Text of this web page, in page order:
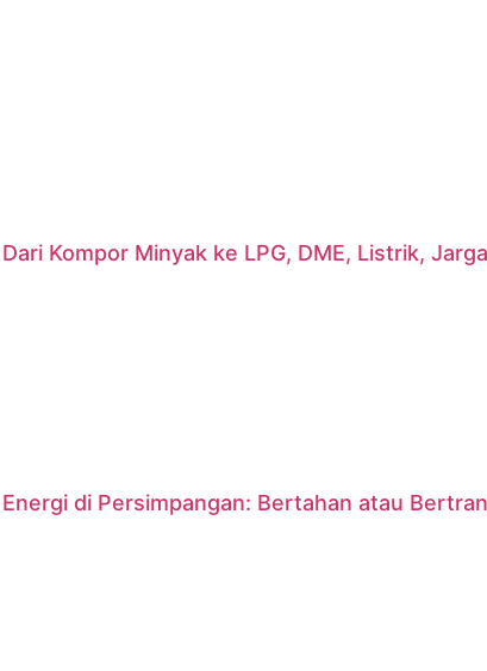
Kompor Minyak ke LPG, DME, Listrik,
di Persimpangan: Bertahan atau